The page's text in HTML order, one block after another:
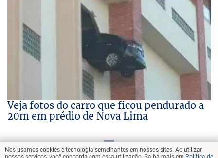
Veja fotos do carro que ficou pendurado a
20m em prédio de Nova Lima
VOLTAR AO TOPO
Nós usamos cookies e tecnologia semelhantes em nossos sites. Ao utilizar
nossos serviços, você concorda com essa utilização. Saiba mais em Política de